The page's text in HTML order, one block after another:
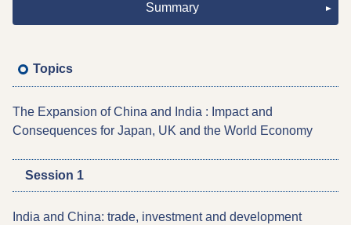
Summary
Topics
The Expansion of China and India : Impact and
Consequences for Japan, UK and the World Economy
Session 1
India and China: trade, investment and development